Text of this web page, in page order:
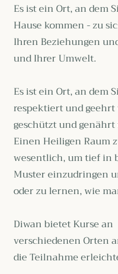
Es ist ein Ort, an dem
Hause kommen - zu
Ihren Beziehungen
und Ihrer Umwelt.
Es ist ein Ort, an dem
respektiert und geehrt
geschützt und
Einen Heiligen Raum
wesentlich, um tief in
Muster einzudringen
oder zu lernen, wie
Diwan bietet Kurse an
verschiedenen Orten
die Teilnahme